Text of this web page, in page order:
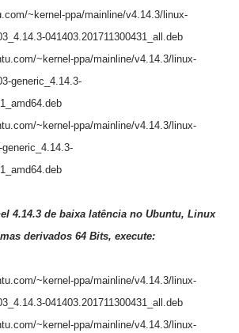
~kernel-ppa/mainline/v4.14.3/linux-
041403.201711300431_all.deb
~kernel-ppa/mainline/v4.14.3/linux-
generic_4.14.3-
~kernel-ppa/mainline/v4.14.3/linux-
4.14.3 de baixa latência no Ubuntu, Linux
derivados 64 Bits, execute:
~kernel-ppa/mainline/v4.14.3/linux-
041403.201711300431_all.deb
~kernel-ppa/mainline/v4.14.3/linux-